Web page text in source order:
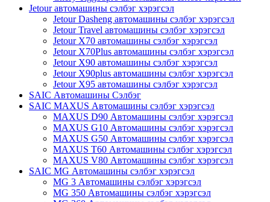
Jetour автомашины сэлбэг хэрэгсэл
Jetour Dasheng автомашины сэлбэг хэрэгсэл
Jetour Travel автомашины сэлбэг хэрэгсэл
Jetour X70 автомашины сэлбэг хэрэгсэл
Jetour X70Plus автомашины сэлбэг хэрэгсэл
Jetour X90 автомашины сэлбэг хэрэгсэл
Jetour X90plus автомашины сэлбэг хэрэгсэл
Jetour X95 автомашины сэлбэг хэрэгсэл
SAIC Автомашины Сэлбэг
SAIC MAXUS Автомашины сэлбэг хэрэгсэл
MAXUS D90 Автомашины сэлбэг хэрэгсэл
MAXUS G10 Автомашины сэлбэг хэрэгсэл
MAXUS G50 Автомашины сэлбэг хэрэгсэл
MAXUS T60 Автомашины сэлбэг хэрэгсэл
MAXUS V80 Автомашины сэлбэг хэрэгсэл
SAIC MG Автомашины сэлбэг хэрэгсэл
MG 3 Автомашины сэлбэг хэрэгсэл
MG 350 Автомашины сэлбэг хэрэгсэл